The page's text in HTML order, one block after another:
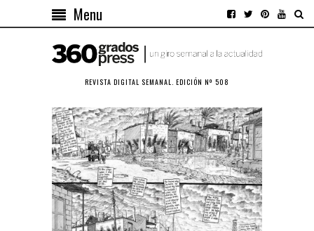
Menu
REVISTA DIGITAL SEMANAL. EDICIÓN Nº 508